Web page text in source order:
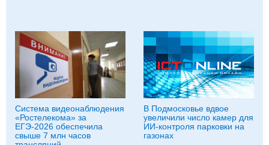
Система видеонаблюдения
«Ростелекома» за
ЕГЭ-2026 обеспечила
свыше 7 млн часов
В Подмосковье вдвое
увеличили число камер для
ИИ-контроля парковки на
газонах